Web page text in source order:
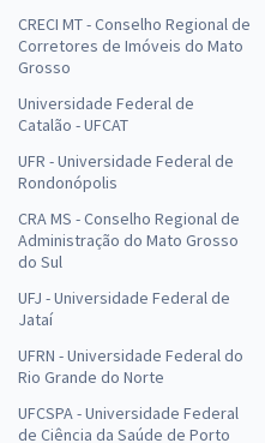
CRECI MT - Conselho Regional de
Corretores de Imóveis do Mato
Grosso
Universidade Federal de
Catalão - UFCAT
UFR - Universidade Federal de
Rondonópolis
CRA MS - Conselho Regional de
Administração do Mato Grosso
do Sul
UFJ - Universidade Federal de
Jataí
UFRN - Universidade Federal do
Rio Grande do Norte
UFCSPA - Universidade Federal
de Ciência da Saúde de Porto